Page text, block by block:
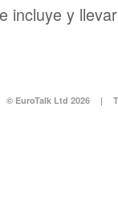
incluye y
© EuroTalk Ltd 2026 |